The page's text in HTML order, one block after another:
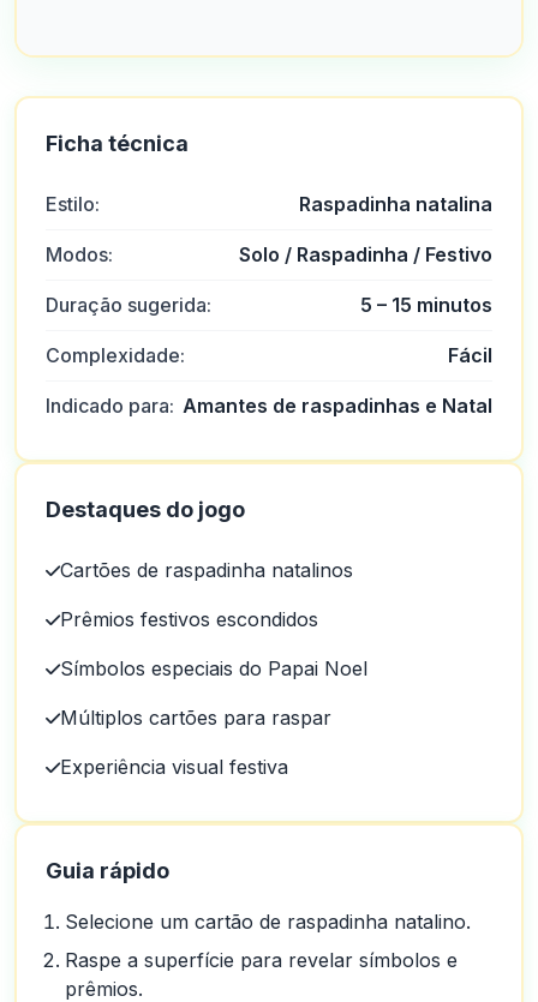
Ficha técnica
Estilo: Raspadinha natalina
Modos: Solo / Raspadinha / Festivo
Duração sugerida: 5 – 15 minutos
Complexidade: Fácil
Indicado para: Amantes de raspadinhas e Natal
Destaques do jogo
Cartões de raspadinha natalinos
Prêmios festivos escondidos
Símbolos especiais do Papai Noel
Múltiplos cartões para raspar
Experiência visual festiva
Guia rápido
Selecione um cartão de raspadinha natalino.
Raspe a superfície para revelar símbolos e
prêmios.